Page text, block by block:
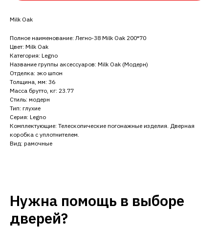
Milk Oak
Полное наименование: Легно-38 Milk Oak 200*70
Цвет: Milk Oak
Категория: Legno
Название группы аксессуаров: Milk Oak (Модерн)
Отделка: эко шпон
Толщина, мм: 36
Масса брутто, кг: 23.77
Стиль: модерн
Тип: глухие
Серия: Legno
Комплектующие: Телескопические погонажные изделия. Дверная
коробка с уплотнителем.
Вид: рамочные
Нужна помощь в выборе
дверей?